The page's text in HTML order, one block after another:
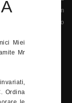
Il team
Contatto
Miei
Mr
Ordina